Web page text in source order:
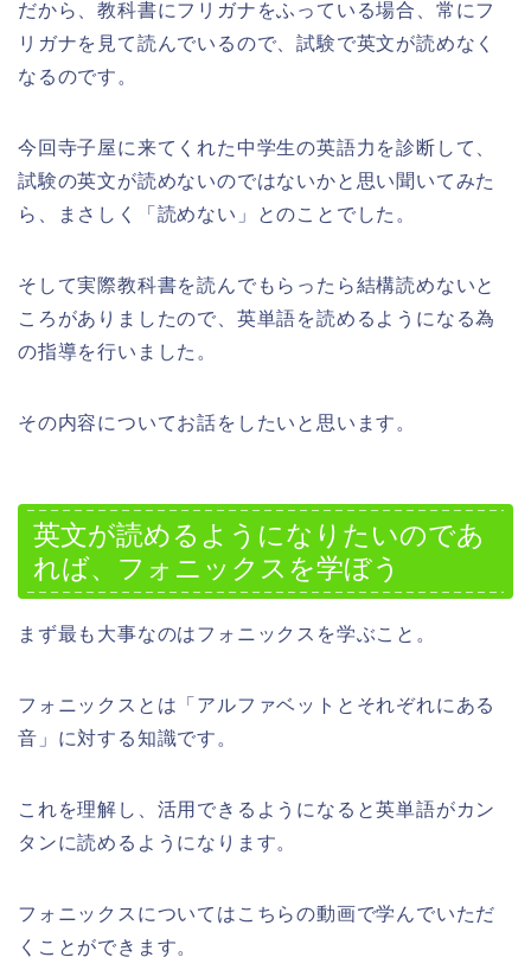
だから、教科書にフリガナをふっている場合、常にフ
リガナを見て読んでいるので、試験で英文が読めなく
なるのです。
今回寺子屋に来てくれた中学生の英語力を診断して、
試験の英文が読めないのではないかと思い聞いてみた
ら、まさしく「読めない」とのことでした。
そして実際教科書を読んでもらったら結構読めないと
ころがありましたので、英単語を読めるようになる為
の指導を行いました。
その内容についてお話をしたいと思います。
英文が読めるようになりたいのであ
れば、フォニックスを学ぼう
まず最も大事なのはフォニックスを学ぶこと。
フォニックスとは「アルファベットとそれぞれにある
音」に対する知識です。
これを理解し、活用できるようになると英単語がカン
タンに読めるようになります。
フォニックスについてはこちらの動画で学んでいただ
くことができます。